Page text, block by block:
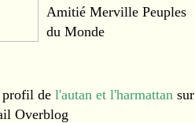
Amitié Merville Peuples
du Monde
de l'autan et l'harmattan sur
Overblog